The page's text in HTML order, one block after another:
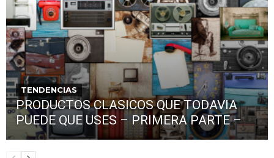
TENDENCIAS
PRODUCTOS CLASICOS QUE TODAVIA
PUEDE QUE USES – PRIMERA PARTE –